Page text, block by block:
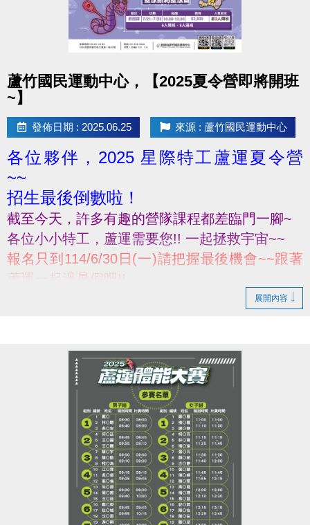
蘆竹國民運動中心，【2025夏令營即將開班
~】
發佈日期 : 2025.06.25 來源 : 蘆竹國民運動中心
各位夥伴，2025 星際特工蘆運夏令營
~~
招生最後倒數啦！
截至今天，許多有趣的營隊課程都差臨門一腳~
各位小小特工‍，蘆運需要您!! 一起拯救宇宙~~
報名只到114/6/30日(一)請把握最後機會~~跟著
蘆運一起過暑假吧!!
展開內容